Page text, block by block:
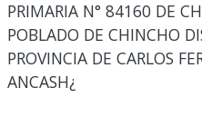
PRIMARIA N° 84160 DE
POBLADO DE CHINCHO
PROVINCIA DE CARLOS
ANCASH¿